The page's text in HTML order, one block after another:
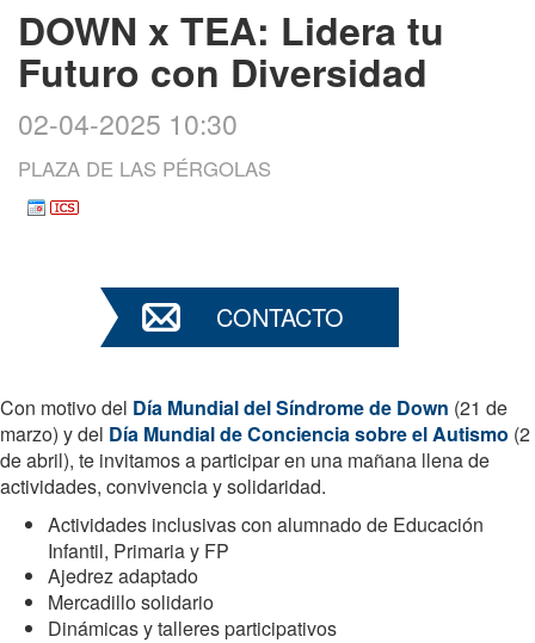
DOWN x TEA: Lidera tu
Futuro con Diversidad
02-04-2025 10:30
PLAZA DE LAS PÉRGOLAS
CONTACTO
Con motivo del Día Mundial del Síndrome de Down (21 de
marzo) y del Día Mundial de Conciencia sobre el Autismo (2
de abril), te invitamos a participar en una mañana llena de
actividades, convivencia y solidaridad.
Actividades inclusivas con alumnado de Educación
Infantil, Primaria y FP
Ajedrez adaptado
Mercadillo solidario
Dinámicas y talleres participativos